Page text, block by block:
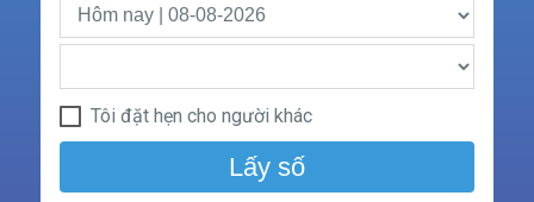
Tôi đặt hẹn cho người khác
Lấy số